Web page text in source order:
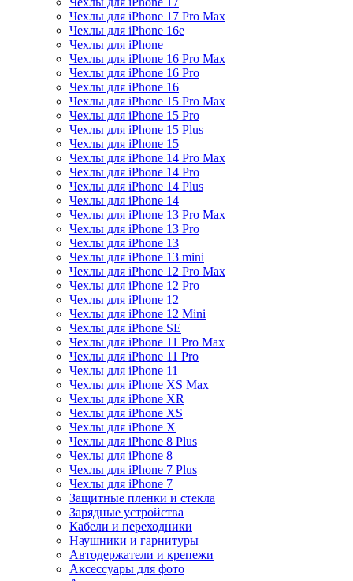
Чехлы для iPhone 17 Pro Max
Чехлы для iPhone 16e
Чехлы для iPhone
Чехлы для iPhone 16 Pro Max
Чехлы для iPhone 16 Pro
Чехлы для iPhone 16
Чехлы для iPhone 15 Pro Max
Чехлы для iPhone 15 Pro
Чехлы для iPhone 15 Plus
Чехлы для iPhone 15
Чехлы для iPhone 14 Pro Max
Чехлы для iPhone 14 Pro
Чехлы для iPhone 14 Plus
Чехлы для iPhone 14
Чехлы для iPhone 13 Pro Max
Чехлы для iPhone 13 Pro
Чехлы для iPhone 13
Чехлы для iPhone 13 mini
Чехлы для iPhone 12 Pro Max
Чехлы для iPhone 12 Pro
Чехлы для iPhone 12
Чехлы для iPhone 12 Mini
Чехлы для iPhone SE
Чехлы для iPhone 11 Pro Max
Чехлы для iPhone 11 Pro
Чехлы для iPhone 11
Чехлы для iPhone XS Max
Чехлы для iPhone XR
Чехлы для iPhone XS
Чехлы для iPhone X
Чехлы для iPhone 8 Plus
Чехлы для iPhone 8
Чехлы для iPhone 7 Plus
Чехлы для iPhone 7
Защитные пленки и стекла
Зарядные устройства
Кабели и переходники
Наушники и гарнитуры
Автодержатели и крепежи
Аксессуары для фото